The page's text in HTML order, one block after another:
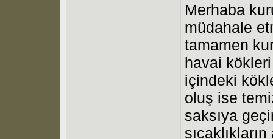
Merhaba
müdahale
tamamen
havai kökleri
içindeki
oluş ise
saksıya